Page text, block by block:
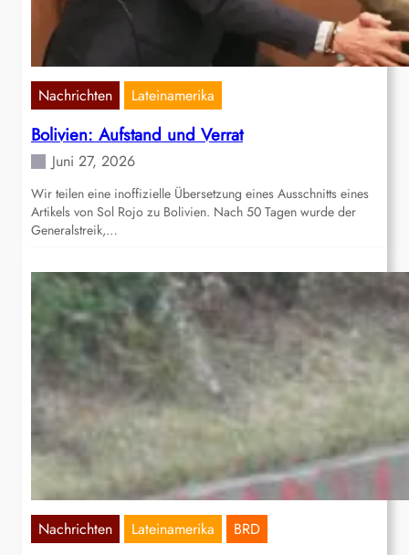
Nachrichten Lateinamerika
Bolivien: Aufstand und Verrat
Juni 27, 2026
Wir teilen eine inoffizielle Übersetzung eines Ausschnitts eines
Artikels von Sol Rojo zu Bolivien. Nach 50 Tagen wurde der
Generalstreik,…
Nachrichten Lateinamerika BRD